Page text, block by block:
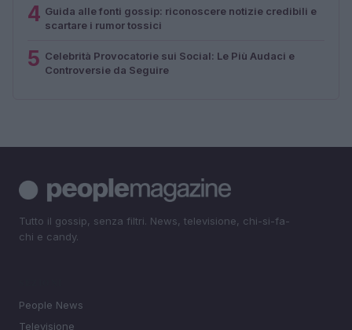
4 Guida alle fonti gossip: riconoscere notizie credibili e
scartare i rumor tossici
5 Celebrità Provocatorie sui Social: Le Più Audaci e
Controversie da Seguire
Tutto il gossip, senza filtri. News, televisione, chi-si-fa-
chi e candy.
People News
Televisione